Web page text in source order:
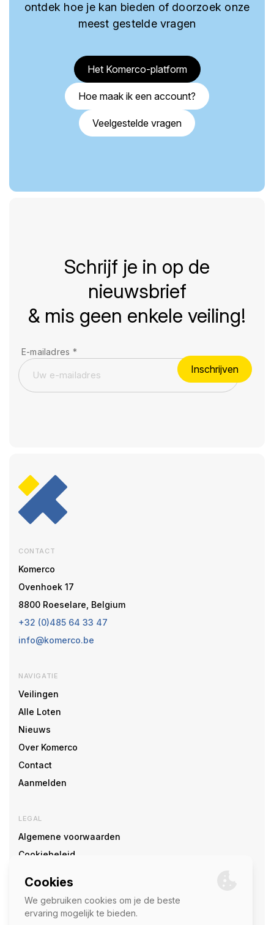
ontdek hoe je kan bieden of doorzoek onze
meest gestelde vragen
Het Komerco-platform
Hoe maak ik een account?
Veelgestelde vragen
Schrijf je in op de
nieuwsbrief
& mis geen enkele veiling!
E-mailadres *
Inschrijven
CONTACT
Komerco
Ovenhoek 17
8800 Roeselare, Belgium
+32 (0)485 64 33 47
info@komerco.be
NAVIGATIE
Veilingen
Alle Loten
Nieuws
Over Komerco
Contact
Aanmelden
LEGAL
Algemene voorwaarden
Cookiebeleid
SOCIAL